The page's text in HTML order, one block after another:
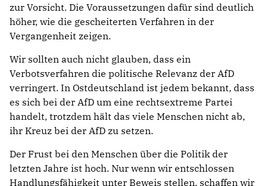
zur Vorsicht. Die Voraussetzungen dafür sind deutlich
höher, wie die gescheiterten Verfahren in der
Vergangenheit zeigen.
Wir sollten auch nicht glauben, dass ein
Verbotsverfahren die politische Relevanz der AfD
verringert. In Ostdeutschland ist jedem bekannt, dass
es sich bei der AfD um eine rechtsextreme Partei
handelt, trotzdem hält das viele Menschen nicht ab,
ihr Kreuz bei der AfD zu setzen.
Der Frust bei den Menschen über die Politik der
letzten Jahre ist hoch. Nur wenn wir entschlossen
Handlungsfähigkeit unter Beweis stellen, schaffen wir